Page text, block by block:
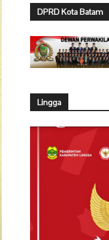
DPRD Kota Batam
Lingga